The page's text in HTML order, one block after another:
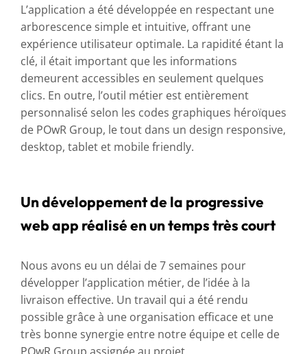
Un développement de la progressive
web app réalisé en un temps très court
Nous avons eu un délai de 7 semaines pour
développer l’application métier, de l’idée à la
livraison effective. Un travail qui a été rendu
possible grâce à une organisation efficace et une
très bonne synergie entre notre équipe et celle de
L’application a été développée en respectant une
arborescence simple et intuitive, offrant une
expérience utilisateur optimale. La rapidité étant la
clé, il était important que les informations
demeurent accessibles en seulement quelques
clics. En outre, l’outil métier est entièrement
personnalisé selon les codes graphiques héroïques
de POwR Group, le tout dans un design responsive,
desktop, tablet et mobile friendly.